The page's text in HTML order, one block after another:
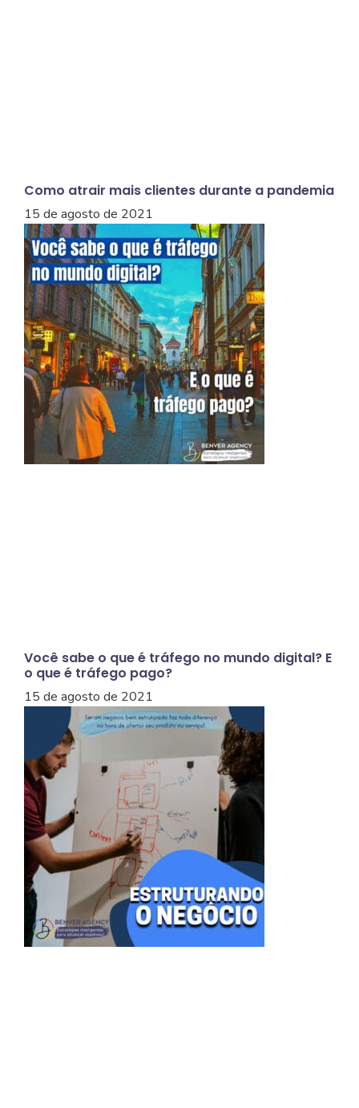
Como atrair mais clientes durante a pandemia
15 de agosto de 2021
Você sabe o que é tráfego no mundo digital? E
o que é tráfego pago?
15 de agosto de 2021